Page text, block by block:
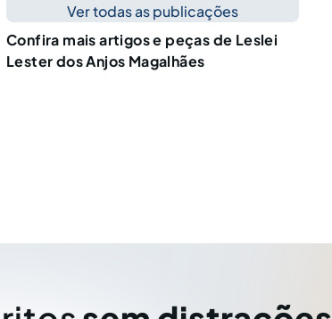
Ver todas as publicações
Confira mais artigos e peças de Leslei
Lester dos Anjos Magalhães